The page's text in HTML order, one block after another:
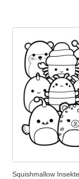
Squishmallow